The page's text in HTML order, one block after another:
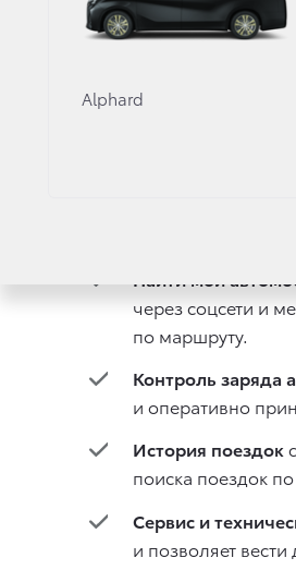
Alphard
на связи со своим
пользователями не
Найти мой
через соцсети и
по маршруту.
Контроль заряда
и оперативно
История поездок
поиска поездок
Сервис и
и позволяет